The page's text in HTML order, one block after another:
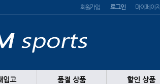
회원가입 로그인 마이페이지
입고 품절 상품 할인 상품